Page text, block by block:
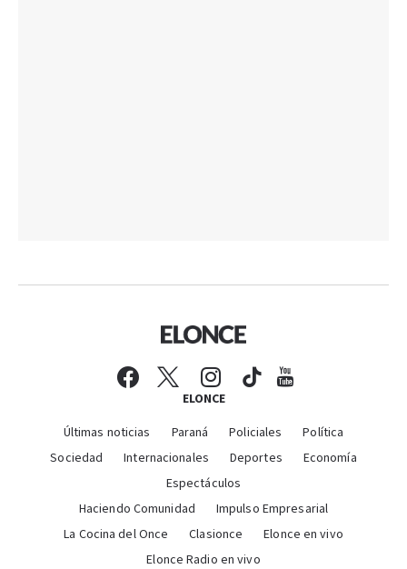
ELONCE
Últimas noticias Paraná Policiales
Política
Sociedad
Internacionales Deportes
Economía
Espectáculos
Haciendo Comunidad
Impulso Empresarial
La Cocina del Once
Clasionce
Elonce en vivo
Elonce Radio en vivo